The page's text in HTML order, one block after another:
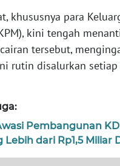
khususnya para
kini tengah
tersebut,
rutin disalurkan
Pembangunan
Lebih dari Rp1,5 Miliar